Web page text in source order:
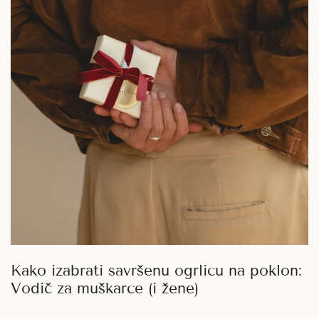
(i
žene)
Kako izabrati savršenu ogrlicu na poklon:
Vodič za muškarce (i žene)